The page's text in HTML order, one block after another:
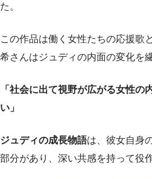
た。
この作品は働く女性たちの応援歌
希さんはジュディの内面の変化を
「社会に出て視野が広がる女性の
い」
ジュディの成長物語は、彼女自身
部分があり、深い共感を持って役